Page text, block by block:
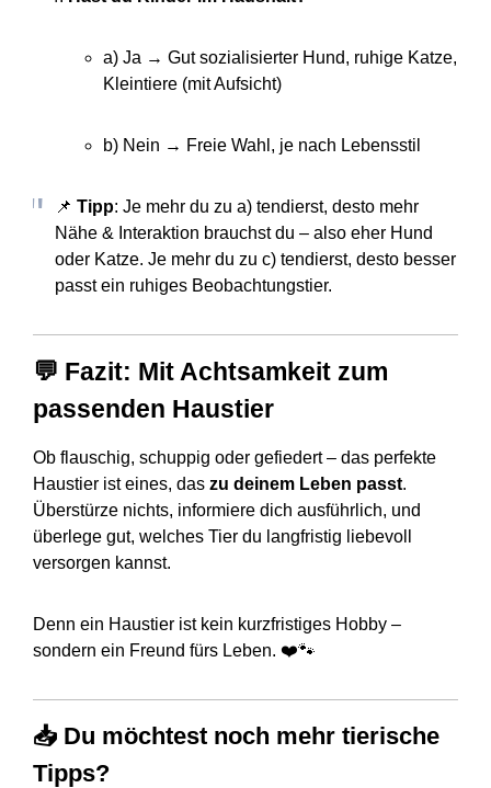
a) Ja → Gut sozialisierter Hund, ruhige Katze,
Kleintiere (mit Aufsicht)
b) Nein → Freie Wahl, je nach Lebensstil
📌 Tipp: Je mehr du zu a) tendierst, desto mehr
Nähe & Interaktion brauchst du – also eher Hund
oder Katze. Je mehr du zu c) tendierst, desto besser
passt ein ruhiges Beobachtungstier.
💬 Fazit: Mit Achtsamkeit zum
passenden Haustier
Ob flauschig, schuppig oder gefiedert – das perfekte
Haustier ist eines, das zu deinem Leben passt.
Überstürze nichts, informiere dich ausführlich, und
überlege gut, welches Tier du langfristig liebevoll
versorgen kannst.
Denn ein Haustier ist kein kurzfristiges Hobby –
sondern ein Freund fürs Leben. ❤️🐾
📥 Du möchtest noch mehr tierische
Tipps?